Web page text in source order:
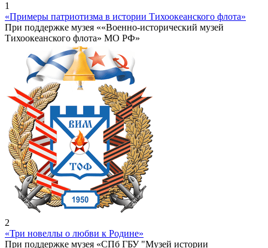
1
«Примеры патриотизма в истории Тихоокеанского флота»
При поддержке музея ««Военно-исторический музей
Тихоокеанского флота» МО РФ»
2
«Три новеллы о любви к Родине»
При поддержке музея «СПб ГБУ "Музей истории